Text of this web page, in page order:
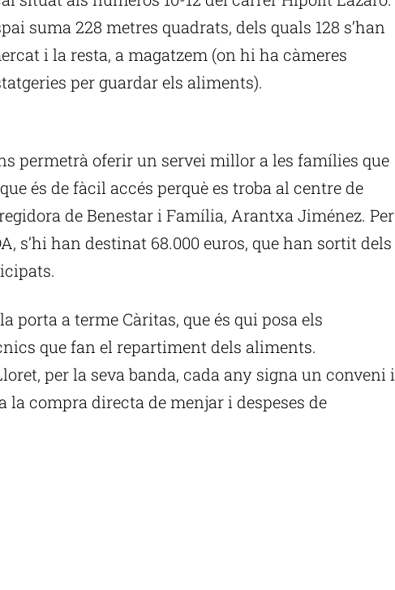
suma 228 metres quadrats, dels quals 128 s’han
i la resta, a magatzem (on hi ha càmeres
per guardar els aliments).
permetrà oferir un servei millor a les famílies que
és de fàcil accés perquè es troba al centre de
de Benestar i Família, Arantxa Jiménez. Per
s’hi han destinat 68.000 euros, que han sortit dels
porta a terme Càritas, que és qui posa els
que fan el repartiment dels aliments.
per la seva banda, cada any signa un conveni i
la compra directa de menjar i despeses de